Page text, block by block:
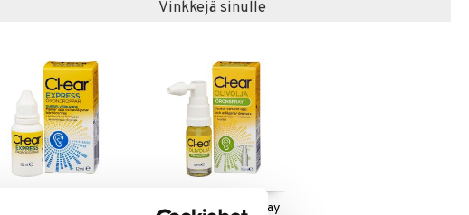
Vinkkejä sinulle
Cl-ear Olivolja Öronspray